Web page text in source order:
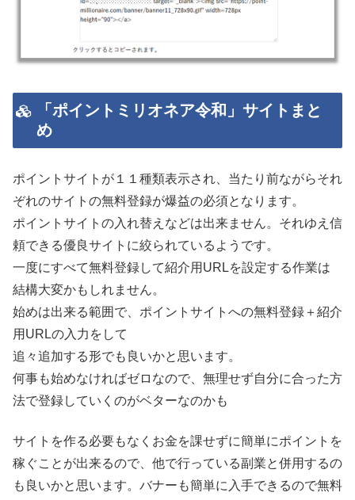
「ポイントミリオネア令和」サイトまと
め
ポイントサイトが１１種類表示され、当たり前ながらそれ
ぞれのサイトの無料登録が爆益の必須となります。
ポイントサイトの入れ替えなどは出来ません。それゆえ信
頼できる優良サイトに絞られているようです。
一度にすべて無料登録して紹介用URLを設定する作業は
結構大変かもしれません。
始めは出来る範囲で、ポイントサイトへの無料登録＋紹介
用URLの入力をして
追々追加する形でも良いかと思います。
何事も始めなければゼロなので、無理せず自分に合った方
法で登録していくのがベターなのかも
サイトを作る必要もなくお金を課せずに簡単にポイントを
稼ぐことが出来るので、他で行っている副業と併用するの
も良いかと思います。バナーも簡単に入手できるので無料